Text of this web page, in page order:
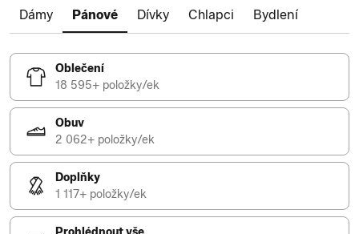
Dámy Pánové Dívky Chlapci Bydlení
Oblečení
18 595+ položky/ek
Obuv
2 062+ položky/ek
Doplňky
1 117+ položky/ek